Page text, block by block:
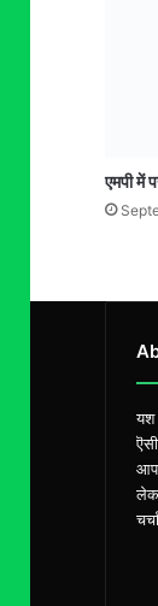
एमपी में
यश